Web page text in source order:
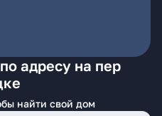
адресу на пер
найти свой дом